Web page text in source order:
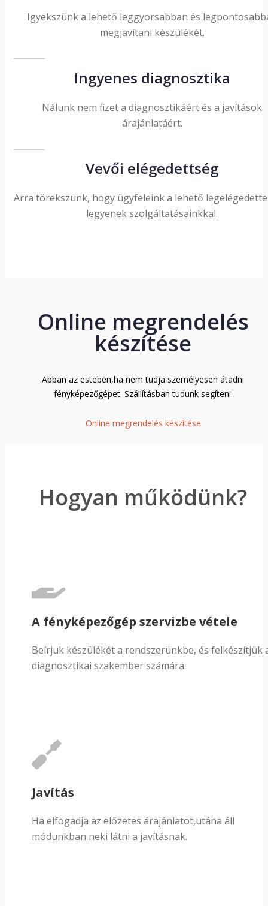
Igyekszünk a lehető leggyorsabban és
megjavítani készülékét.
Ingyenes diagnosztika
Nálunk nem fizet a diagnosztikáért és a javítások
árajánlatáért.
Vevői elégedettség
Arra törekszünk, hogy ügyfeleink a lehető
legyenek szolgáltatásainkkal.
Online megrendelés
készítése
Abban az esteben,ha nem tudja személyesen átadni
fényképezőgépet. Szállításban tudunk segíteni.
Online megrendelés készítése
Hogyan működünk?
A fényképezőgép szervizbe vétele
Beírjuk készülékét a rendszerünkbe, és felkészítjük
diagnosztikai szakember számára.
Javítás
Ha elfogadja az előzetes árajánlatot,utána áll
módunkban neki látni a javításnak.